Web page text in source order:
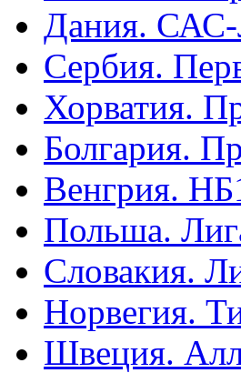
Дания. САС-
Сербия.
Хорватия.
Болгария.
Венгрия.
Польша.
Словакия.
Норвегия.
Швеция.